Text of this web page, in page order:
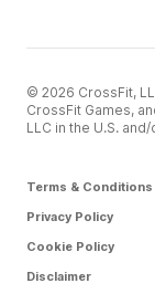
© 2026 CrossFit,
CrossFit Games,
LLC in the U.S.
Terms & Conditions
Privacy Policy
Cookie Policy
Disclaimer